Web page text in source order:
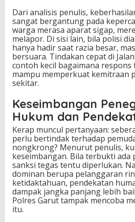
Dari analisis penulis,
sangat bergantung pada
warga merasa aparat sigap,
melapor. Di sisi lain, bila polisi
hanya hadir saat razia besar,
bersuara. Tindakan cepat di
contoh kecil bagaimana respons
mampu memperkuat kemitraan
sekitar.
Keseimbangan
Hukum dan
Kerap muncul pertanyaan:
perlu bertindak terhadap
nongkrong? Menurut penulis,
keseimbangan. Bila terbukti ada
sanksi tegas tentu diperlukan.
dominan berupa pelanggaran
ketidaktahuan, pendekatan
dampak jangka panjang lebih
Polres Garut tampak mencoba
itu.